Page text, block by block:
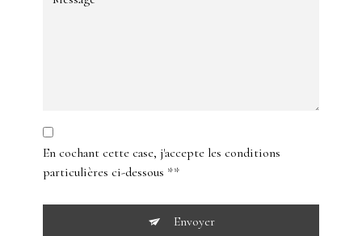
En cochant cette case, j'accepte les conditions
particulières ci-dessous **
Envoyer